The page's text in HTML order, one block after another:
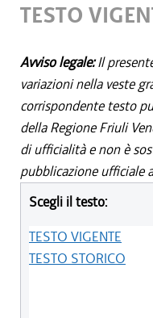
TESTO
Avviso legale:Il
variazioni nella veste
corrispondente testo
della Regione Friuli
di ufficialità e non è
pubblicazione ufficiale
Scegli il testo:
TESTO VIGENTE
TESTO STORICO